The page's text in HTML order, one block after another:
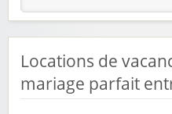
Locations de
mariage parfait